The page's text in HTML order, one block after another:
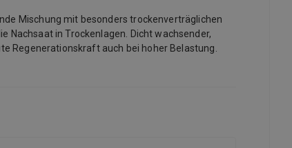
Mischung mit besonders trockenverträglichen
Nachsaat in Trockenlagen. Dicht wachsender,
Regenerationskraft auch bei hoher Belastung.